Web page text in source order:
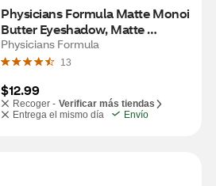
Physicians Formula Matte Monoi
Butter Eyeshadow, Matte
Blushed Nudes
Physicians Formula
13
$12.99
Recoger - Verificar más tiendas
Entrega el mismo día
Envío